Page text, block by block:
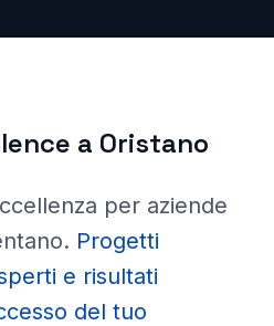
a Oristano
per aziende
. Progetti
e risultati
del tuo